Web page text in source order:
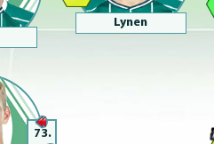
Lynen
73.